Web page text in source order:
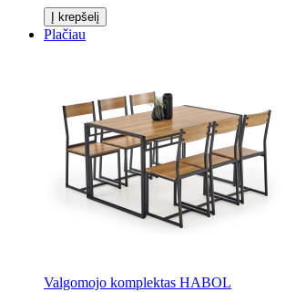
Į krepšelį
Plačiau
Valgomojo komplektas HABOL